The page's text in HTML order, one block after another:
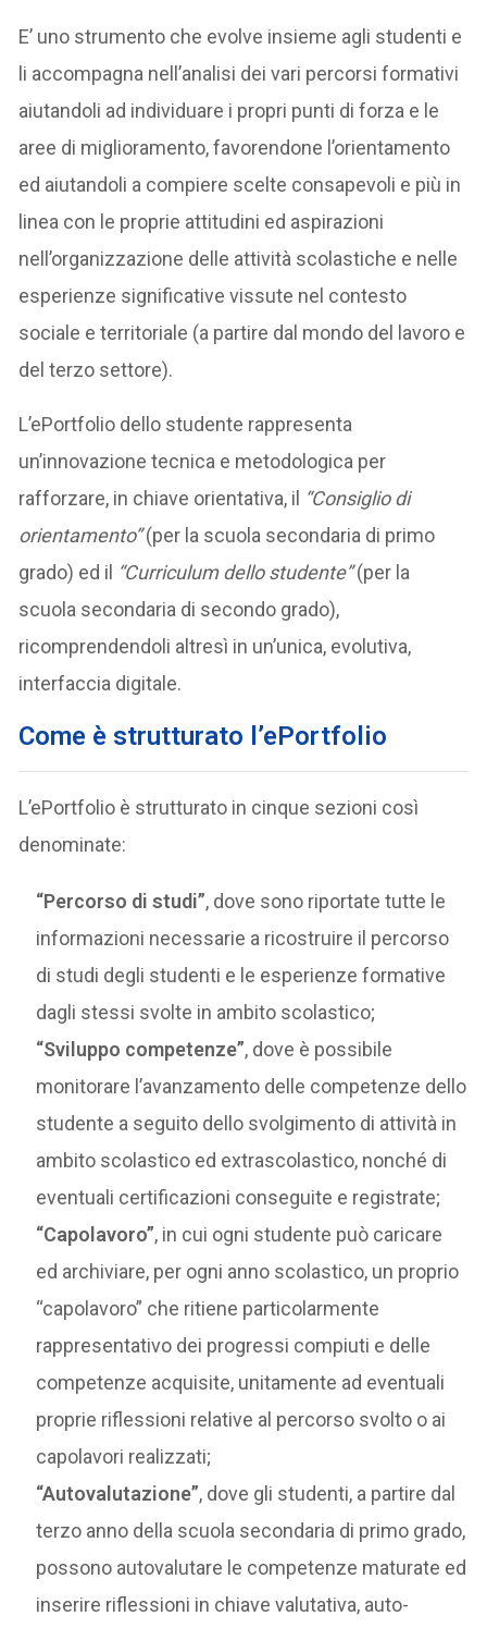
E’ uno strumento che evolve insieme agli studenti e
li accompagna nell’analisi dei vari percorsi formativi
aiutandoli ad individuare i propri punti di forza e le
aree di miglioramento, favorendone l’orientamento
ed aiutandoli a compiere scelte consapevoli e più in
linea con le proprie attitudini ed aspirazioni
nell’organizzazione delle attività scolastiche e nelle
esperienze significative vissute nel contesto
sociale e territoriale (a partire dal mondo del lavoro e
del terzo settore).
L’ePortfolio dello studente rappresenta
un’innovazione tecnica e metodologica per
rafforzare, in chiave orientativa, il “Consiglio di
orientamento”(per la scuola secondaria di primo
grado) ed il “Curriculum dello studente”(per la
scuola secondaria di secondo grado),
ricomprendendoli altresì in un’unica, evolutiva,
interfaccia digitale.
Come è strutturato l’ePortfolio
L’ePortfolio è strutturato in cinque sezioni così
denominate:
“Percorso di studi”, dove sono riportate tutte le
informazioni necessarie a ricostruire il percorso
di studi degli studenti e le esperienze formative
dagli stessi svolte in ambito scolastico;
“Sviluppo competenze”, dove è possibile
monitorare l’avanzamento delle competenze dello
studente a seguito dello svolgimento di attività in
ambito scolastico ed extrascolastico, nonché di
eventuali certificazioni conseguite e registrate;
“Capolavoro”, in cui ogni studente può caricare
ed archiviare, per ogni anno scolastico, un proprio
“capolavoro” che ritiene particolarmente
rappresentativo dei progressi compiuti e delle
competenze acquisite, unitamente ad eventuali
proprie riflessioni relative al percorso svolto o ai
capolavori realizzati;
“Autovalutazione”, dove gli studenti, a partire dal
terzo anno della scuola secondaria di primo grado,
possono autovalutare le competenze maturate ed
inserire riflessioni in chiave valutativa, auto-